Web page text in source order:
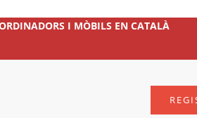
I MÒBILS EN CATALÀ